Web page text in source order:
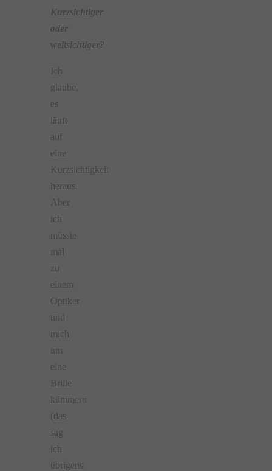
Kurzsichtiger
oder
weitsichtiger?
Ich
glaube,
es
läuft
auf
eine
Kurzsichtigkeit
heraus.
Aber
ich
müsste
mal
zu
einem
Optiker
und
mich
um
eine
Brille
kümmern
(das
sag
ich
übrigens